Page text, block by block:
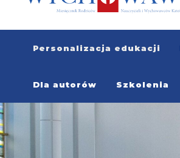
Personalizacja edukacji
Dla autorów Szkolenia